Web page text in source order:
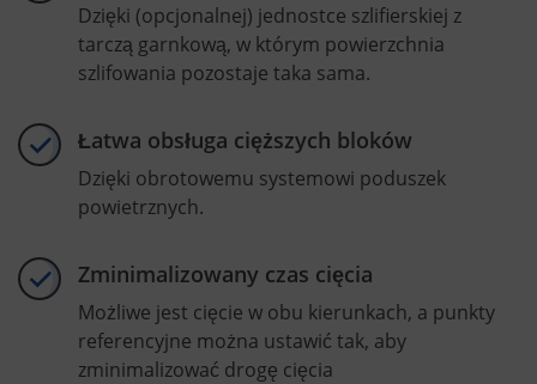
Dzięki (opcjonalnej) jednostce szlifierskiej z
tarczą garnkową, w którym powierzchnia
szlifowania pozostaje taka sama.
Łatwa obsługa cięższych bloków
Dzięki obrotowemu systemowi poduszek
powietrznych.
Zminimalizowany czas cięcia
Możliwe jest cięcie w obu kierunkach, a punkty
referencyjne można ustawić tak, aby
zminimalizować drogę cięcia